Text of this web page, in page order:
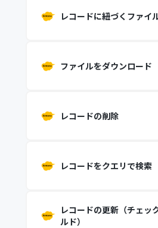
レコードに紐づくファイ
ファイルをダウンロード
レコードの削除
レコードをクエリで検索
レコードの更新（チェッ
ルド）